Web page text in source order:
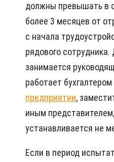
должны превышать в
более 3 месяцев от
с начала
рядового сотрудника.
занимается
работает бухгалтером
предприятии,
иным
устанавливается не
Если в период